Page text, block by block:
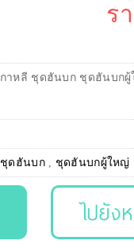
ร
าหลี ชุดฮันบก ชุดฮันบก
ชุดฮันบก, ชุดฮันบกผู้ใหญ่
ไปยัง